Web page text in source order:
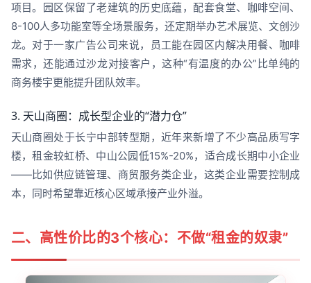
项目。园区保留了老建筑的历史底蕴，配套食堂、咖啡空间、
8-100人多功能室等全场景服务，还定期举办艺术展览、文创沙
龙。对于一家广告公司来说，员工能在园区内解决用餐、咖啡
需求，还能通过沙龙对接客户，这种“有温度的办公”比单纯的
商务楼宇更能提升团队效率。
3. 天山商圈：成长型企业的“潜力仓”
天山商圈处于长宁中部转型期，近年来新增了不少高品质写字
楼，租金较虹桥、中山公园低15%-20%，适合成长期中小企业
——比如供应链管理、商贸服务类企业，这类企业需要控制成
本，同时希望靠近核心区域承接产业外溢。
二、高性价比的3个核心：不做“租金的奴隶”